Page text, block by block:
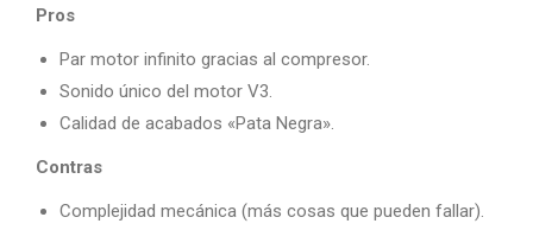
Pros
Par motor infinito gracias al compresor.
Sonido único del motor V3.
Calidad de acabados «Pata Negra».
Contras
Complejidad mecánica (más cosas que pueden fallar).